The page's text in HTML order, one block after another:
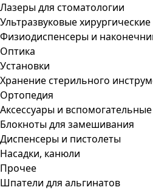
Лазеры для стоматологии
Ультразвуковые
Физиодиспенсеры и
Оптика
Установки
Хранение стерильного
Ортопедия
Аксессуары и
Блокноты для замешивания
Диспенсеры и пистолеты
Насадки, канюли
Прочее
Шпатели для альгинатов